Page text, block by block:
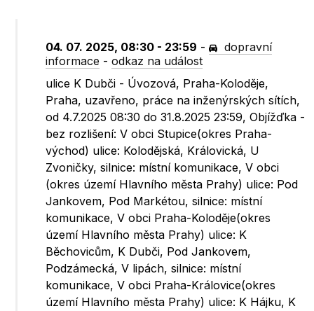
04. 07. 2025, 08:30 - 23:59 -
dopravní
informace -odkaz na událost
ulice K Dubči - Úvozová, Praha-Koloděje,
Praha, uzavřeno, práce na inženýrských sítích,
od 4.7.2025 08:30 do 31.8.2025 23:59, Objížďka -
bez rozlišení: V obci Stupice(okres Praha-
východ) ulice: Kolodějská, Královická, U
Zvoničky, silnice: místní komunikace, V obci
(okres území Hlavního města Prahy) ulice: Pod
Jankovem, Pod Markétou, silnice: místní
komunikace, V obci Praha-Koloděje(okres
území Hlavního města Prahy) ulice: K
Běchovicům, K Dubči, Pod Jankovem,
Podzámecká, V lipách, silnice: místní
komunikace, V obci Praha-Královice(okres
území Hlavního města Prahy) ulice: K Hájku, K